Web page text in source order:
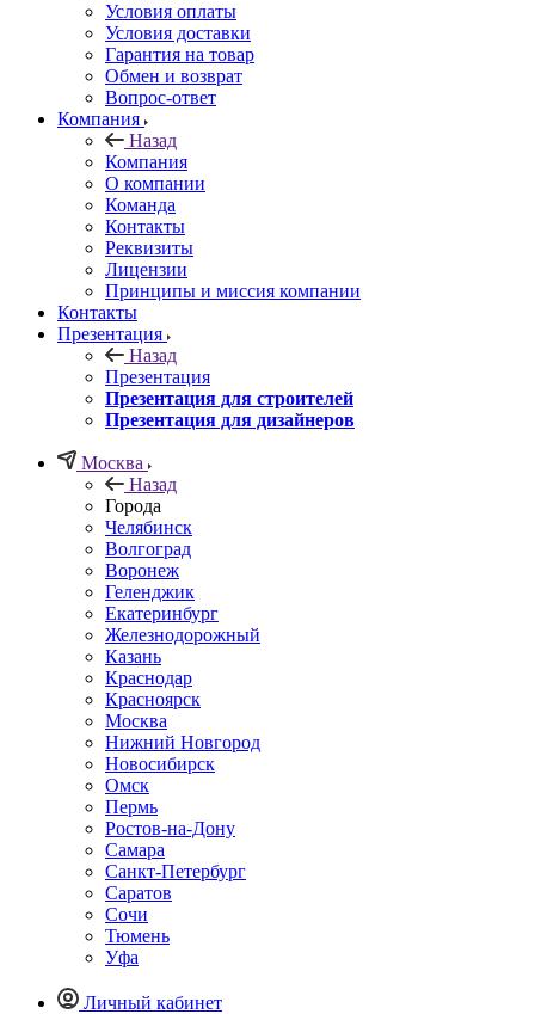
Условия оплаты
Условия доставки
Гарантия на товар
Обмен и возврат
Вопрос-ответ
Компания
Назад
Компания
О компании
Команда
Контакты
Реквизиты
Лицензии
Принципы и миссия компании
Контакты
Презентация
Назад
Презентация
Презентация для строителей
Презентация для дизайнеров
Москва
Назад
Города
Челябинск
Волгоград
Воронеж
Геленджик
Екатеринбург
Железнодорожный
Казань
Краснодар
Красноярск
Москва
Нижний Новгород
Новосибирск
Омск
Пермь
Ростов-на-Дону
Самара
Санкт-Петербург
Саратов
Сочи
Тюмень
Уфа
Личный кабинет